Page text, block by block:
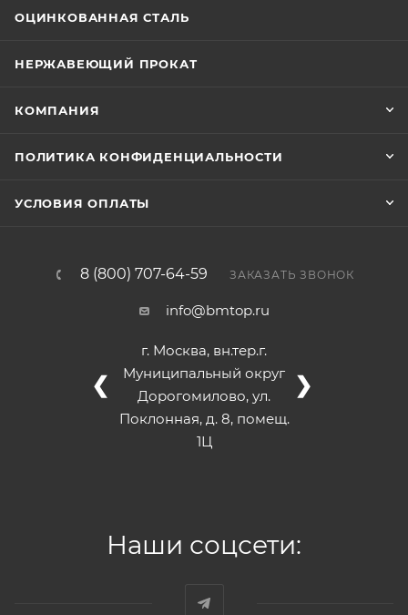
ОЦИНКОВАННАЯ СТАЛЬ
НЕРЖАВЕЮЩИЙ ПРОКАТ
КОМПАНИЯ
ПОЛИТИКА КОНФИДЕНЦИАЛЬНОСТИ
УСЛОВИЯ ОПЛАТЫ
8 (800) 707-64-59 ЗАКАЗАТЬ ЗВОНОК
info@bmtop.ru
г. Москва, вн.тер.г.
Муниципальный округ
Дорогомилово, ул.
Поклонная, д. 8, помещ.
1Ц
❮ ❯
Наши соцсети: